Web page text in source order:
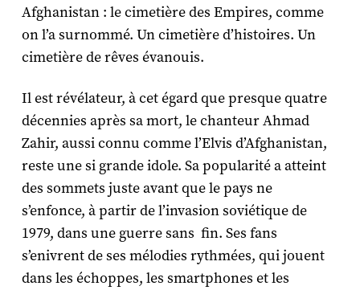
Afghanistan : le cimetière des Empires, comme
on l’a surnommé. Un cimetière d’histoires. Un
cimetière de rêves évanouis.
Il est révélateur, à cet égard que presque quatre
décennies après sa mort, le chanteur Ahmad
Zahir, aussi connu comme l’Elvis d’Afghanistan,
reste une si grande idole. Sa popularité a atteint
des sommets juste avant que le pays ne
s’enfonce, à partir de l’invasion soviétique de
1979, dans une guerre sans fin. Ses fans
s’enivrent de ses mélodies rythmées, qui jouent
dans les échoppes, les smartphones et les